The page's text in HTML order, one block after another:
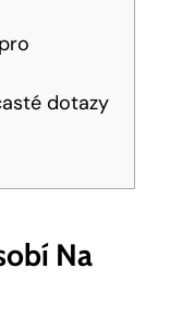
dotazy
Na